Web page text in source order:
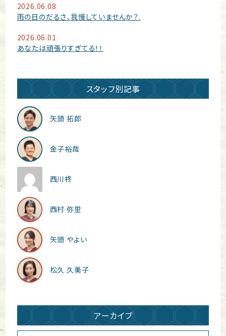
2026.06.08
雨の日のだるさ、我慢していませんか？.
2026.06.01
あなたは頑張りすぎてる！！
スタッフ別記事
矢頭 拓郎
金子裕哉
西川柊
西村 弥里
矢頭 やよい
松久 久美子
アーカイブ